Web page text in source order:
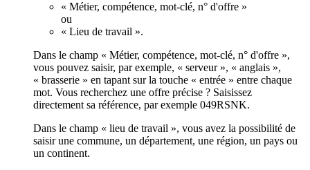
« Métier, compétence, mot-clé, n° d'offre »
ou
« Lieu de travail ».
Dans le champ « Métier, compétence, mot-clé, n° d'offre »,
vous pouvez saisir, par exemple, « serveur », « anglais »,
« brasserie » en tapant sur la touche « entrée » entre chaque
mot. Vous recherchez une offre précise ? Saisissez
directement sa référence, par exemple 049RSNK.
Dans le champ « lieu de travail », vous avez la possibilité de
saisir une commune, un département, une région, un pays ou
un continent.